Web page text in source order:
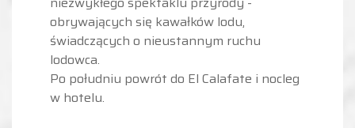
obrywających się kawałków lodu,
świadczących o nieustannym ruchu
lodowca.
Po południu powrót do El Calafate i nocleg
w hotelu.